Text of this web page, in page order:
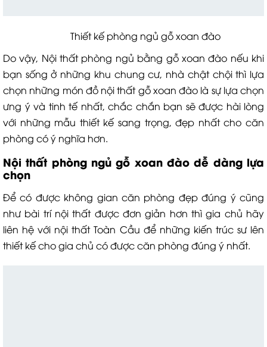
Thiết kế phòng ngủ gỗ xoan đào
Do vậy, Nội thất phòng ngủ bằng gỗ xoan đào nếu khi
bạn sống ở những khu chung cư, nhà chật chội thì lựa
chọn những món đồ nội thất gỗ xoan đào là sự lựa chọn
ưng ý và tinh tế nhất, chắc chắn bạn sẽ được hài lòng
với những mẫu thiết kế sang trọng, đẹp nhất cho căn
phòng có ý nghĩa hơn.
Nội thất phòng ngủ gỗ xoan đào dễ dàng lựa
chọn
Để có được không gian căn phòng đẹp đúng ý cũng
như bài trí nội thất được đơn giản hơn thì gia chủ hãy
liên hệ với nội thất Toàn Cầu để những kiến trúc sư lên
thiết kế cho gia chủ có được căn phòng đúng ý nhất.